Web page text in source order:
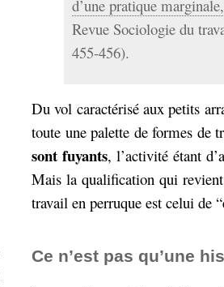
d’une pratique
Revue Sociologie du
455-456).
Du vol caractérisé aux petits
toute une palette de formes de
sont fuyants, l’activité étant
Mais la qualification qui
travail en perruque est celui de “
Ce n’est pas qu’une